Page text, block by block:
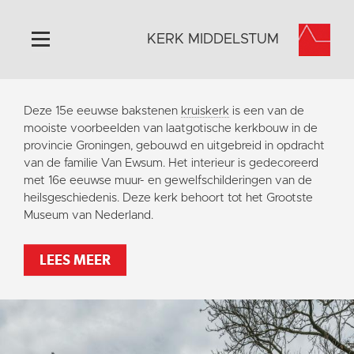
Home
Algemeen
Historie
Omgeving
Het Grootste Museum
Steun ons
KERK MIDDELSTUM
Deze 15e eeuwse bakstenen kruiskerk is een van de
mooiste voorbeelden van laatgotische kerkbouw in de
provincie Groningen, gebouwd en uitgebreid in opdracht
van de familie Van Ewsum. Het interieur is gedecoreerd
met 16e eeuwse muur- en gewelfschilderingen van de
heilsgeschiedenis. Deze kerk behoort tot het Grootste
Museum van Nederland.
LEES MEER